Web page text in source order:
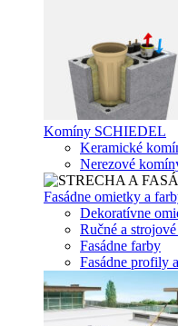
Komíny SCHIEDEL
Keramické
Nerezové
Fasádne omietky a
Dekoratívne
Ručné a
Fasádne farby
Fasádne profily